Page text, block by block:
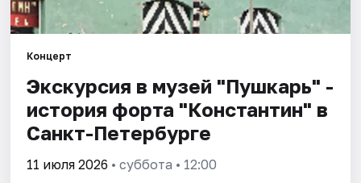
События
Города
Площадки
Артисты
Концерт
Экскурсия в музей "Пушкарь" -
история форта "Константин" в
Санкт-Петербурге
11 июля 2026 • суббота • 12:00